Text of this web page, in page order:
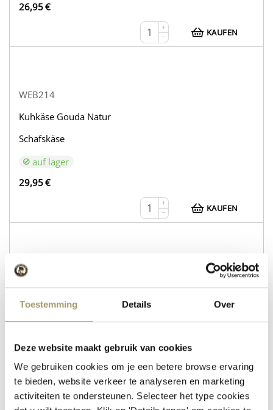
Toestemming Details Over
Deze website maakt gebruik van cookies
We gebruiken cookies om je een betere browse ervaring
te bieden, website verkeer te analyseren en marketing
activiteiten te ondersteunen. Selecteer het type cookies
26,95€
+
−
KAUFEN
WEB214
Kuhkäse Gouda Natur
Schafskäse
auf lager
29,95€
+
−
KAUFEN
WEB216
+
−
KAUFEN